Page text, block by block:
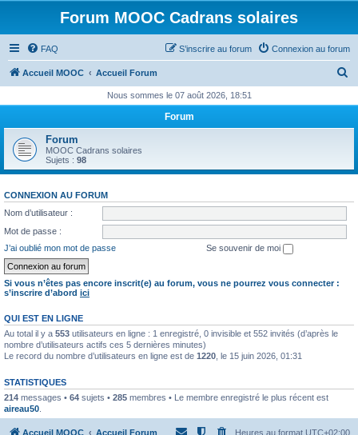
Forum MOOC Cadrans solaires
FAQ Connexion au forum
S’inscrire au forum
Accueil MOOC Accueil Forum
h
r
Nous sommes le 07 août 2026, 18:51
Forum
Forum
MOOC Cadrans solaires
Sujets : 98
CONNEXION AU FORUM
Nom d’utilisateur :
Mot de passe :
J’ai oublié mon mot de passe
Se souvenir de moi
Si vous n’êtes pas encore inscrit(e) au forum, vous ne pourrez vous connecter :
s’inscrire d’abord ici
QUI EST EN LIGNE
Au total il y a 553 utilisateurs en ligne : 1 enregistré, 0 invisible et 552 invités (d’après le
nombre d’utilisateurs actifs ces 5 dernières minutes)
Le record du nombre d’utilisateurs en ligne est de 1220 , le 15 juin 2026, 01:31
STATISTIQUES
214 messages • 64 sujets • 285 membres • Le membre enregistré le plus récent est
aireau50
Accueil MOOC Accueil Forum Heures au format UTC+02:00